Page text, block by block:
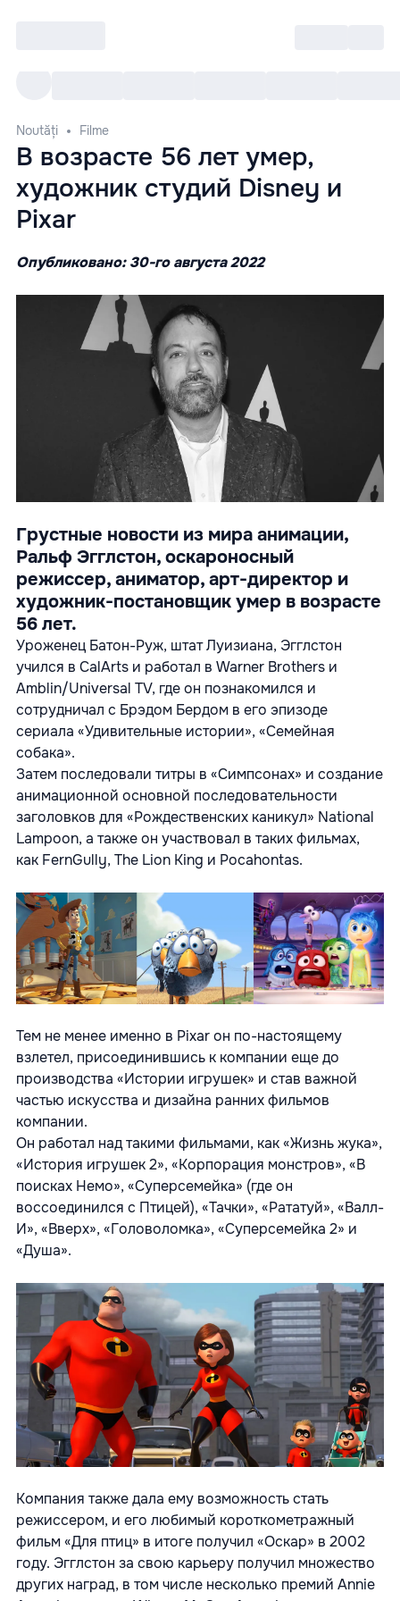
Noutăți Filme
В возрасте 56 лет умер,
художник студий Disney и
Pixar
Опубликовано: 30-го августа 2022
Грустные новости из мира анимации,
Ральф Эгглстон, оскароносный
режиссер, аниматор, арт-директор и
художник-постановщик умер в возрасте
56 лет.
Уроженец Батон-Руж, штат Луизиана, Эгглстон
учился в CalArts и работал в Warner Brothers и
Amblin/Universal TV, где он познакомился и
сотрудничал с Брэдом Бердом в его эпизоде
сериала «Удивительные истории», «Семейная
собака».
Затем последовали титры в «Симпсонах» и создание
анимационной основной последовательности
заголовков для «Рождественских каникул» National
Lampoon, а также он участвовал в таких фильмах,
как FernGully, The Lion King и Pocahontas.
Тем не менее именно в Pixar он по-настоящему
взлетел, присоединившись к компании еще до
производства «Истории игрушек» и став важной
частью искусства и дизайна ранних фильмов
компании.
Он работал над такими фильмами, как «Жизнь жука»,
«История игрушек 2», «Корпорация монстров», «В
поисках Немо», «Суперсемейка» (где он
воссоединился с Птицей), «Тачки», «Рататуй», «Валл-
И», «Вверх», «Головоломка», «Суперсемейка 2» и
«Душа».
Компания также дала ему возможность стать
режиссером, и его любимый короткометражный
фильм «Для птиц» в итоге получил «Оскар» в 2002
году. Эгглстон за свою карьеру получил множество
других наград, в том числе несколько премий Annie